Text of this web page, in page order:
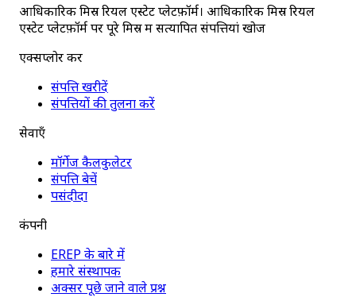
आधिकारिक मिस्र रियल एस्टेट प्लेटफ़ॉर्म। आधिकारिक मिस्र रियल
एस्टेट प्लेटफ़ॉर्म पर पूरे मिस्र में सत्यापित संपत्तियां खोजें
एक्सप्लोर करें
संपत्ति खरीदें
संपत्तियों की तुलना करें
सेवाएँ
मॉर्गेज कैलकुलेटर
संपत्ति बेचें
पसंदीदा
कंपनी
EREP के बारे में
हमारे संस्थापक
अक्सर पूछे जाने वाले प्रश्न